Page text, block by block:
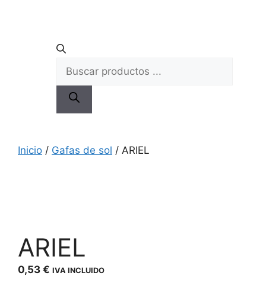
Inicio / Gafas de sol / ARIEL
ARIEL
0,53 € IVA INCLUIDO